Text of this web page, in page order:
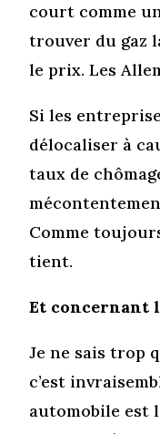
court comme
trouver du gaz
le prix. Les
Si les
délocaliser à
taux de
Comme
tient.
Et concernant
Je ne sais trop
c’est
automobile est